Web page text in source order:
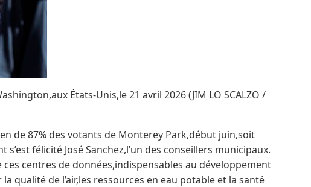
États-Unis,le 21 avril 2026 (JIM LO SCALZO /
de 87% des votants de Monterey Park,début juin,soit
félicité José Sanchez,l’un des conseillers municipaux.
centres de données,indispensables au développement
qualité de l’air,les ressources en eau potable et la santé